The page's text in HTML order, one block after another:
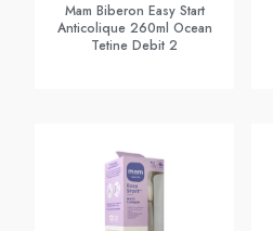
Mam Biberon Easy Start
Anticolique 260ml Ocean
Tetine Debit 2